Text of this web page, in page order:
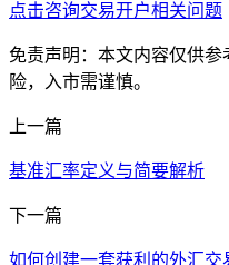
点击咨询交易开户相关问题
免责声明：本文内容仅供
险，入市需谨慎。
上一篇
基准汇率定义与简要解析
下一篇
如何创建一套获利的外汇交